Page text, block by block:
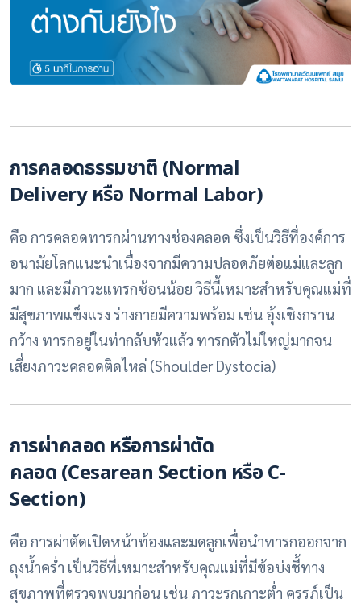
การคลอดธรรมชาติ (Normal
Deliveryหรือ Normal Labor)
คือ การคลอดทารกผ่านทางช่องคลอด ซึ่งเป็นวิธีที่องค์การ
อนามัยโลกแนะนำเนื่องจากมีความปลอดภัยต่อแม่และลูก
มาก และมีภาวะแทรกซ้อนน้อย วิธีนี้เหมาะสำหรับคุณแม่ที่
มีสุขภาพแข็งแรง ร่างกายมีความพร้อม เช่น อุ้งเชิงกราน
กว้าง ทารกอยู่ในท่ากลับหัวแล้ว ทารกตัวไม่ใหญ่มากจน
เสี่ยงภาวะคลอดติดไหล่ (Shoulder Dystocia)
การผ่าคลอด หรือการผ่าตัด
คลอด (Cesarean Section หรือ C-
Section)
คือ การผ่าตัดเปิดหน้าท้องและมดลูกเพื่อนำทารกออกจาก
ถุงน้ำคร่ำ เป็นวิธีที่เหมาะสำหรับคุณแม่ที่มีข้อบ่งชี้ทาง
สุขภาพที่ตรวจพบมาก่อน เช่น ภาวะรกเกาะต่ำ ครรภ์เป็น